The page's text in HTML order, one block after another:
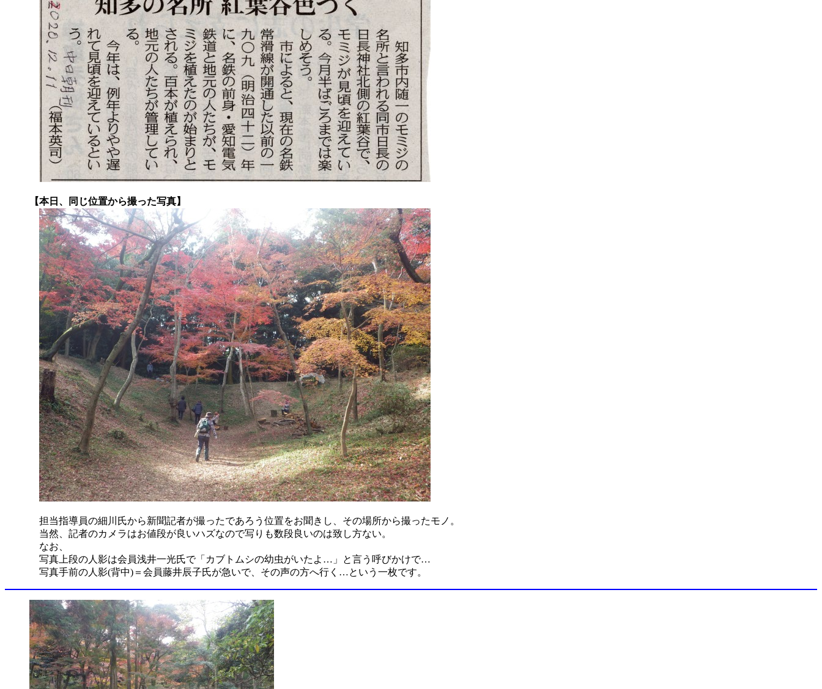
【本日、同じ位置から撮った写真】
担当指導員の細川氏から新聞記者が撮ったであろう位置をお聞きし、その場所から撮ったモノ。
当然、記者のカメラはお値段が良いハズなので写りも数段良いのは致し方ない。
なお、
写真上段の人影は会員浅井一光氏で「カブトムシの幼虫がいたよ…」と言う呼びかけで…
写真手前の人影(背中)＝会員藤井辰子氏が急いで、その声の方へ行く…という一枚です。